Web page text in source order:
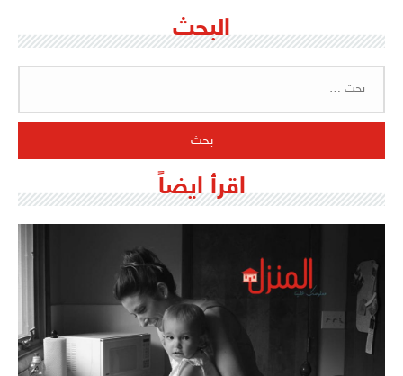
البحث
اقرأ ايضاً